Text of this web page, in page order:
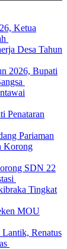
Ketua
Desa Tahun
2026, Bupati
Penataran
Pariaman
Korong
SDN 22
Tingkat
MOU
Renatus